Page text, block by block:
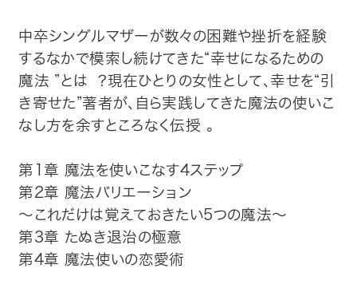
中卒シングルマザーが数々の困難や挫折を経験
するなかで模索し続けてきた“幸せになるための
魔法 ”とは ?現在ひとりの女性として、幸せを“引
き寄せた”著者が、自ら実践してきた魔法の使いこ
なし方を余すところなく伝授 。
第1章 魔法を使いこなす4ステップ
第2章 魔法バリエーション
～これだけは覚えておきたい5つの魔法～
第3章 たぬき退治の極意
第4章 魔法使いの恋愛術